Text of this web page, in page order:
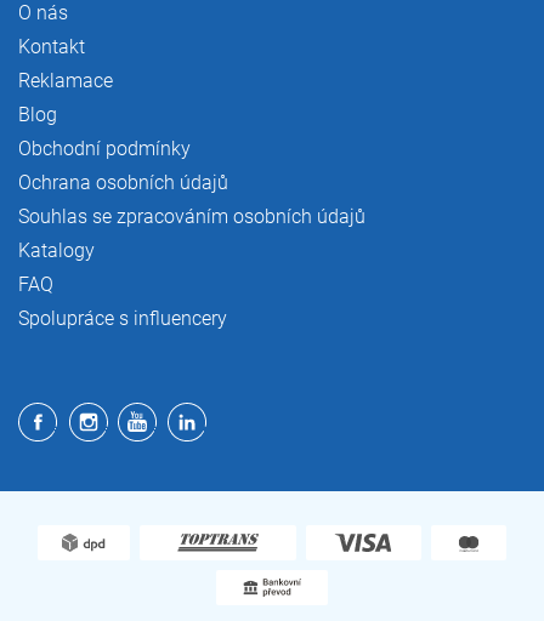
O nás
Kontakt
Reklamace
Blog
Obchodní podmínky
Ochrana osobních údajů
Souhlas se zpracováním osobních údajů
Katalogy
FAQ
Spolupráce s influencery